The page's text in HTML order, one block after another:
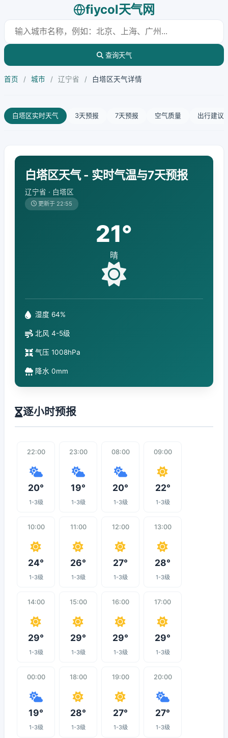
fiycol天气网
查询天气
首页 / 城市 / 辽宁省 / 白塔区天气详情
白塔区实时天气 3天预报 7天预报 空气质量 出行建议
白塔区天气 - 实时气温与7天预报
辽宁省 · 白塔区
更新于 22:55
21°
晴
湿度 64%
北风 4-5级
气压 1008hPa
降水 0mm
逐小时预报
22:00
20°
1-3级
23:00
19°
1-3级
08:00
20°
1-3级
09:00
22°
1-3级
10:00
24°
1-3级
11:00
26°
1-3级
12:00
27°
1-3级
13:00
28°
1-3级
14:00
29°
1-3级
15:00
29°
1-3级
16:00
29°
1-3级
17:00
29°
1-3级
00:00
19°
1-3级
18:00
28°
1-3级
19:00
27°
1-3级
20:00
27°
1-3级